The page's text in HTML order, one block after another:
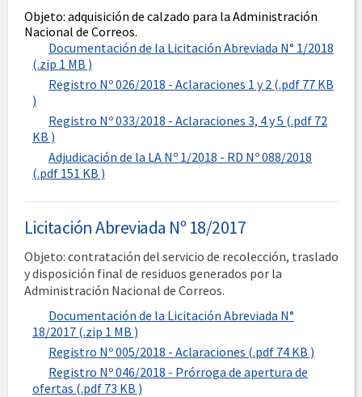
Objeto: adquisición de calzado para la Administración
Nacional de Correos.
Documentación de la Licitación Abreviada N° 1/2018
(.zip 1 MB )
Registro Nº 026/2018 - Aclaraciones 1 y 2 (.pdf 77 KB
)
Registro Nº 033/2018 - Aclaraciones 3, 4 y 5 (.pdf 72
KB )
Adjudicación de la LA Nº 1/2018 - RD Nº 088/2018
(.pdf 151 KB )
Licitación Abreviada Nº 18/2017
Objeto: contratación del servicio de recolección, traslado
y disposición final de residuos generados por la
Administración Nacional de Correos.
Documentación de la Licitación Abreviada N°
18/2017 (.zip 1 MB )
Registro Nº 005/2018 - Aclaraciones (.pdf 74 KB )
Registro Nº 046/2018 - Prórroga de apertura de
ofertas (.pdf 73 KB )